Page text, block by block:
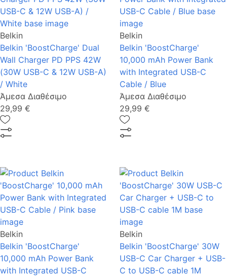
Belkin
Belkin 'BoostCharge' Dual
Wall Charger PD PPS 42W
(30W USB-C & 12W USB-A)
/ White
Άμεσα Διαθέσιμο
29,99 €
Belkin
Belkin 'BoostCharge'
10,000 mAh Power Bank
with Integrated USB-C
Cable / Blue
Άμεσα Διαθέσιμο
29,99 €
Belkin
Belkin 'BoostCharge'
10,000 mAh Power Bank
with Integrated USB-C
Belkin
Belkin 'BoostCharge' 30W
USB-C Car Charger + USB-
C to USB-C cable 1M